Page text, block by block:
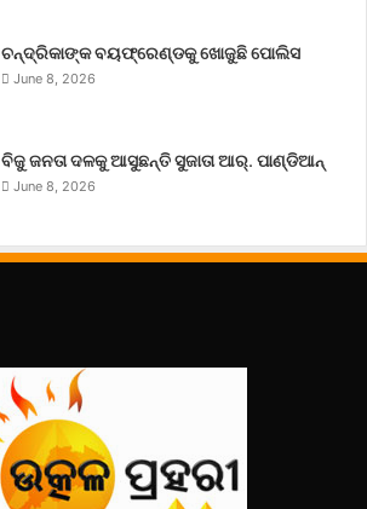
ଚନ୍ଦ୍ରିକାଙ୍କ ବୟଫ୍ରେଣ୍ଡକୁ ଖୋଜୁଛି ପୋଲିସ
June 8, 2026
ବିଜୁ ଜନତା ଦଳକୁ ଆସୁଛନ୍ତି ସୁଜାତା ଆର୍‌. ପାଣ୍ଡିଆନ୍
June 8, 2026